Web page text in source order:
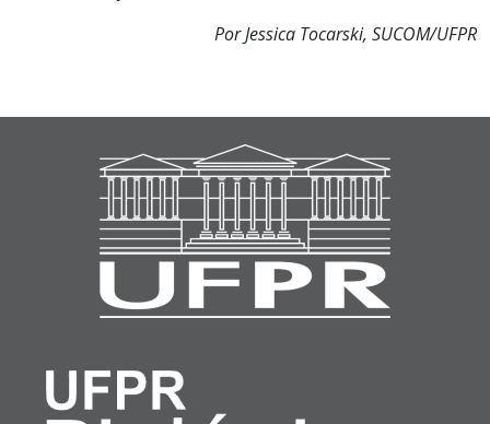
Por Jessica Tocarski, SUCOM/UFPR